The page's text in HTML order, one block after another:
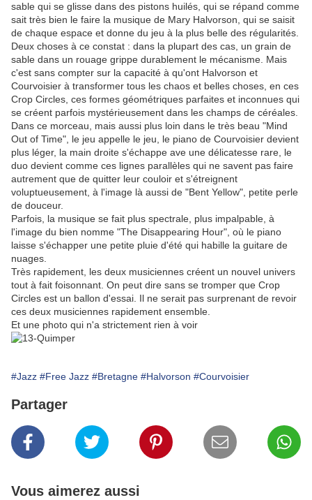
sable qui se glisse dans des pistons huilés, qui se répand comme
sait très bien le faire la musique de Mary Halvorson, qui se saisit
de chaque espace et donne du jeu à la plus belle des régularités.
Deux choses à ce constat : dans la plupart des cas, un grain de
sable dans un rouage grippe durablement le mécanisme. Mais
c'est sans compter sur la capacité à qu'ont Halvorson et
Courvoisier à transformer tous les chaos et belles choses, en ces
Crop Circles, ces formes géométriques parfaites et inconnues qui
se créent parfois mystérieusement dans les champs de céréales.
Dans ce morceau, mais aussi plus loin dans le très beau "Mind
Out of Time", le jeu appelle le jeu, le piano de Courvoisier devient
plus léger, la main droite s'échappe ave une délicatesse rare, le
duo devient comme ces lignes parallèles qui ne savent pas faire
autrement que de quitter leur couloir et s'étreignent
voluptueusement, à l'image là aussi de "Bent Yellow", petite perle
de douceur.
Parfois, la musique se fait plus spectrale, plus impalpable, à
l'image du bien nomme "The Disappearing Hour", où le piano
laisse s'échapper une petite pluie d'été qui habille la guitare de
nuages.
Très rapidement, les deux musiciennes créent un nouvel univers
tout à fait foisonnant. On peut dire sans se tromper que Crop
Circles est un ballon d'essai. Il ne serait pas surprenant de revoir
ces deux musiciennes rapidement ensemble.
Et une photo qui n'a strictement rien à voir
#Jazz #Free Jazz #Bretagne #Halvorson #Courvoisier
Partager
Vous aimerez aussi